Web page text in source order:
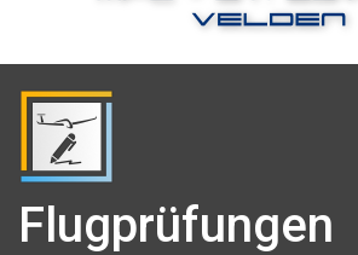
Inhalt
springen
Flugprüfungen